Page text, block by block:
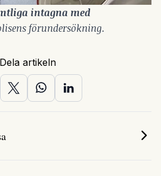
intagna med
förundersökning.
Dela artikeln